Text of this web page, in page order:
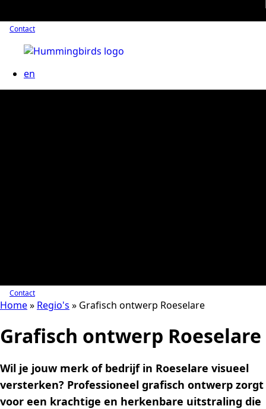
Contact
en
Contact
Home» Regio's » Grafisch ontwerp Roeselare
Grafisch ontwerp Roeselare
Wil je jouw merk of bedrijf in Roeselare visueel
versterken? Professioneel grafisch ontwerp zorgt
voor een krachtige en herkenbare uitstraling die